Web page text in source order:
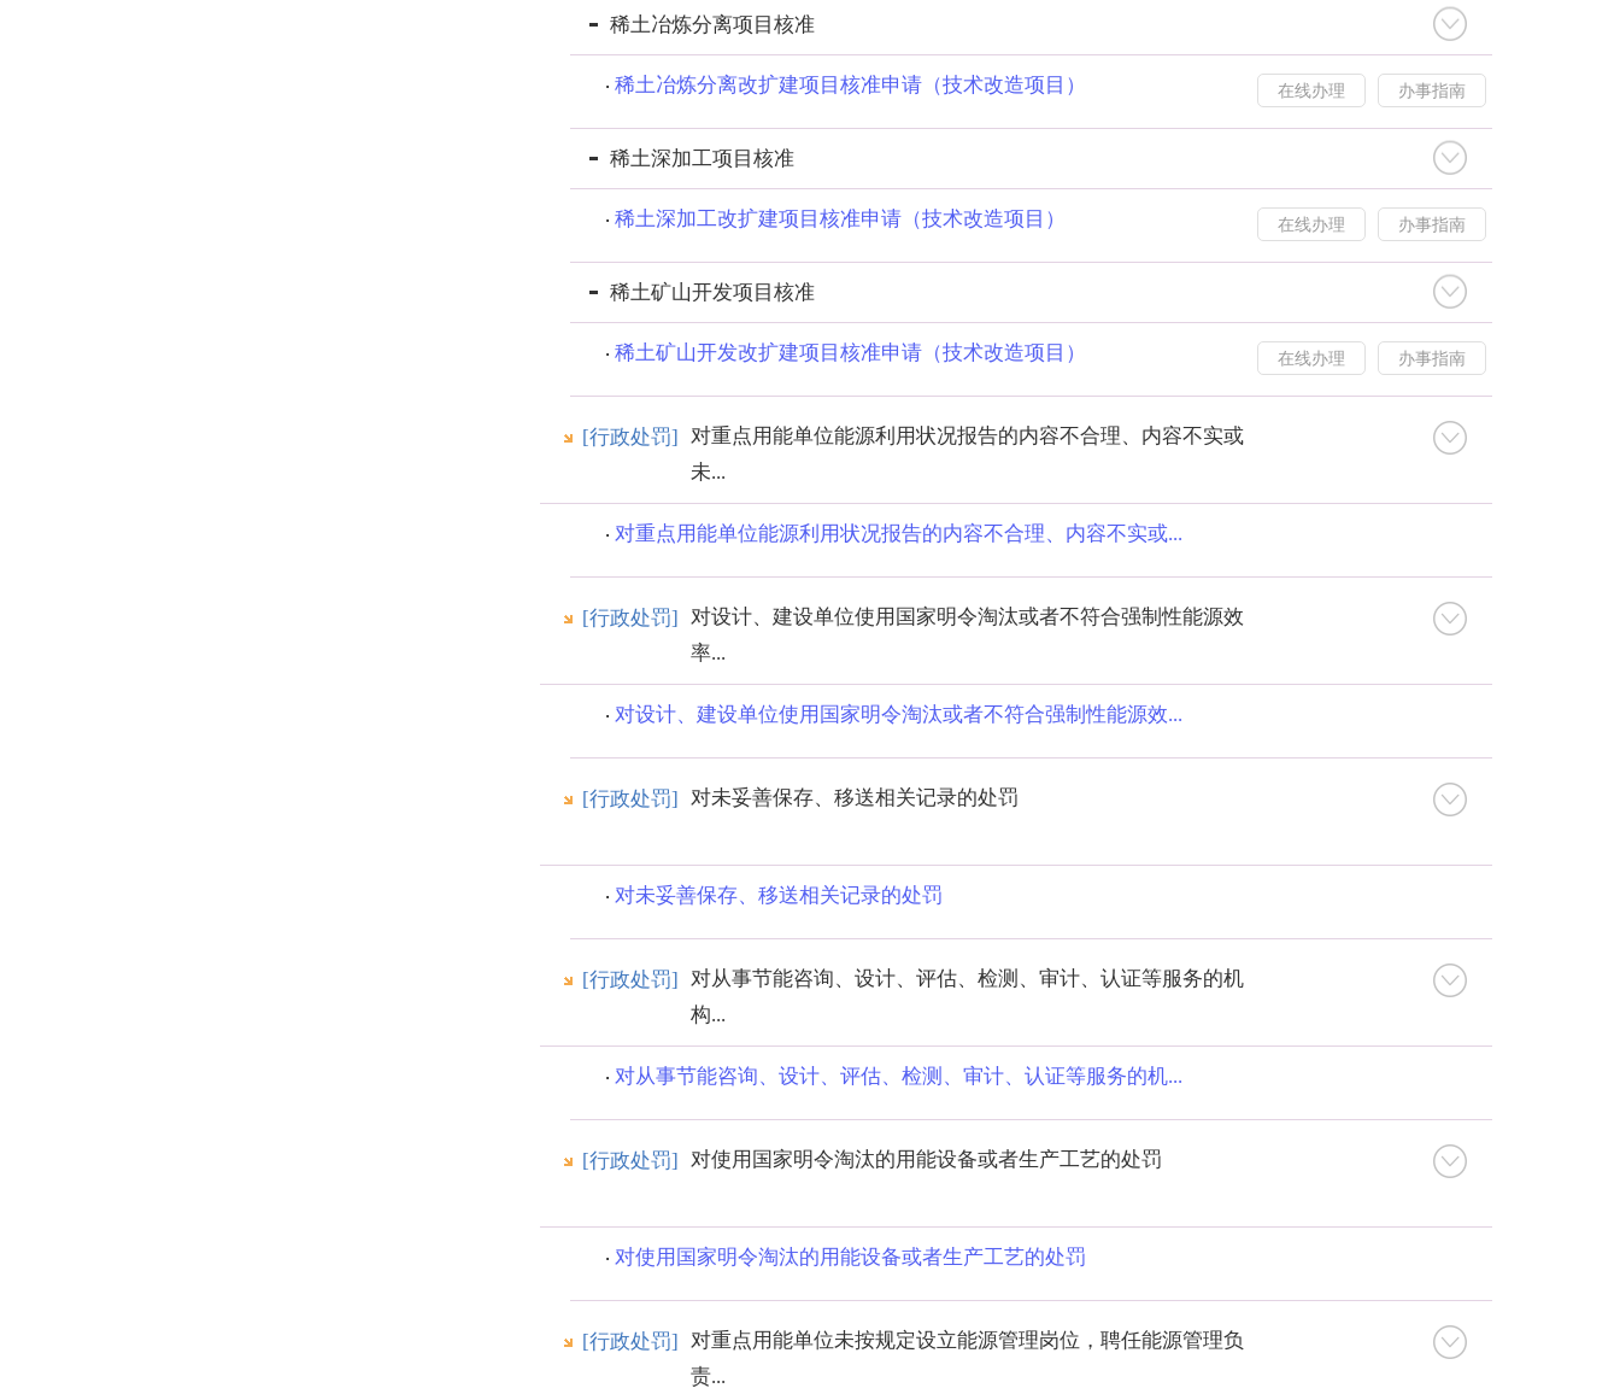
稀土冶炼分离项目核准
稀土冶炼分离改扩建项目核准申请（技术改造项目） 在线办理 办事指南
稀土深加工项目核准
稀土深加工改扩建项目核准申请（技术改造项目） 在线办理 办事指南
稀土矿山开发项目核准
稀土矿山开发改扩建项目核准申请（技术改造项目） 在线办理 办事指南
[行政处罚] 对重点用能单位能源利用状况报告的内容不合理、内容不实或
未...
对重点用能单位能源利用状况报告的内容不合理、内容不实或...
[行政处罚] 对设计、建设单位使用国家明令淘汰或者不符合强制性能源效
率...
对设计、建设单位使用国家明令淘汰或者不符合强制性能源效...
[行政处罚] 对未妥善保存、移送相关记录的处罚
对未妥善保存、移送相关记录的处罚
[行政处罚] 对从事节能咨询、设计、评估、检测、审计、认证等服务的机
构...
对从事节能咨询、设计、评估、检测、审计、认证等服务的机...
[行政处罚] 对使用国家明令淘汰的用能设备或者生产工艺的处罚
对使用国家明令淘汰的用能设备或者生产工艺的处罚
[行政处罚] 对重点用能单位未按规定设立能源管理岗位，聘任能源管理负
责...